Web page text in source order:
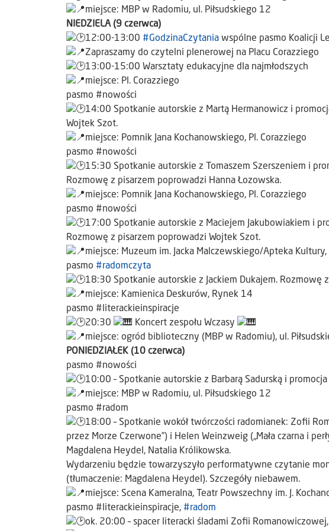
miejsce: MBP w Radomiu, ul. Piłsudskiego 12
NIEDZIELA (9 czerwca)
12:00-13:00 #GodzinaCzytania wspólne pasmo Koalicji
Zapraszamy do czytelni plenerowej na Placu Corazziego
13:00-15:00 Warsztaty edukacyjne dla najmłodszych
miejsce: Pl. Corazziego
pasmo #nowości
14:00 Spotkanie autorskie z Martą Hermanowicz i
Wojtek Szot.
miejsce: Pomnik Jana Kochanowskiego, Pl. Corazziego
pasmo #nowości
15:30 Spotkanie autorskie z Tomaszem Szerszeniem i
Rozmowę z pisarzem poprowadzi Hanna Łozowska.
miejsce: Pomnik Jana Kochanowskiego, Pl. Corazziego
pasmo #nowości
17:00 Spotkanie autorskie z Maciejem Jakubowiakiem i
Rozmowę z pisarzem poprowadzi Wojtek Szot.
miejsce: Muzeum im. Jacka Malczewskiego/Apteka
pasmo #radomczyta
18:30 Spotkanie autorskie z Jackiem Dukajem. Rozmowę
miejsce: Kamienica Deskurów, Rynek 14
pasmo #literackieinspiracje
20:30
Koncert zespołu Wczasy
miejsce: ogród biblioteczny (MBP w Radomiu), ul.
PONIEDZIAŁEK (10 czerwca)
pasmo #nowości
10:00 – Spotkanie autorskie z Barbarą Sadurską i promocja
miejsce: MBP w Radomiu, ul. Piłsudskiego 12
pasmo #radom
18:00 – Spotkanie wokół twórczości radomianek: Zofii
przez Morze Czerwone”) i Helen Weinzweig („Mała czarna i
Magdalena Heydel, Natalia Królikowska.
Wydarzeniu będzie towarzyszyło performatywne czytanie
(tłumaczenie: Magdalena Heydel). Szczegóły niebawem.
miejsce: Scena Kameralna, Teatr Powszechny im. J.
pasmo #literackieinspiracje, #radom
ok. 20:00 – spacer literacki śladami Zofii